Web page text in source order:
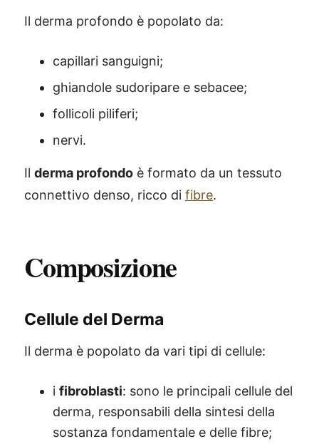
Il derma profondo è popolato da:
capillari sanguigni;
ghiandole sudoripare e sebacee;
follicoli piliferi;
nervi.
Il derma profondo è formato da un tessuto
connettivo denso, ricco di fibre.
Composizione
Cellule del Derma
Il derma è popolato da vari tipi di cellule:
i fibroblasti: sono le principali cellule del
derma, responsabili della sintesi della
sostanza fondamentale e delle fibre;